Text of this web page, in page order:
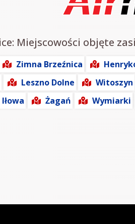
Miejscowości objęte
Zimna Brzeźnica
Leszno Dolne Witoszyn
Iłowa Żagań Wymiarki